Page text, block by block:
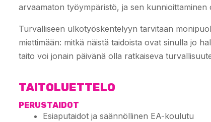
arvaamaton työympäristö, ja sen
Turvalliseen ulkotyöskentelyyn tarvitaan
miettimään: mitkä näistä taidoista ovat sinulla jo
taito voi jonain päivänä olla ratkaiseva
TAITOLUETTELO
PERUSTAIDOT
Esiaputaidot ja säännöllinen EA-koulutu